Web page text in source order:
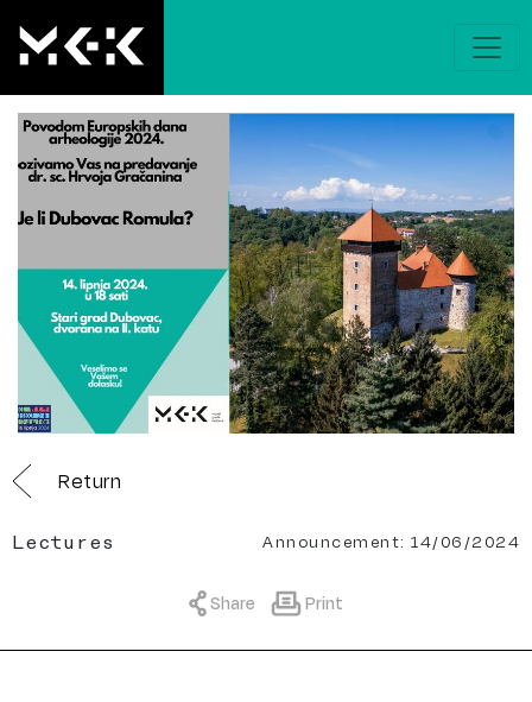
Return
Lectures Announcement: 14/06/2024
Share Print